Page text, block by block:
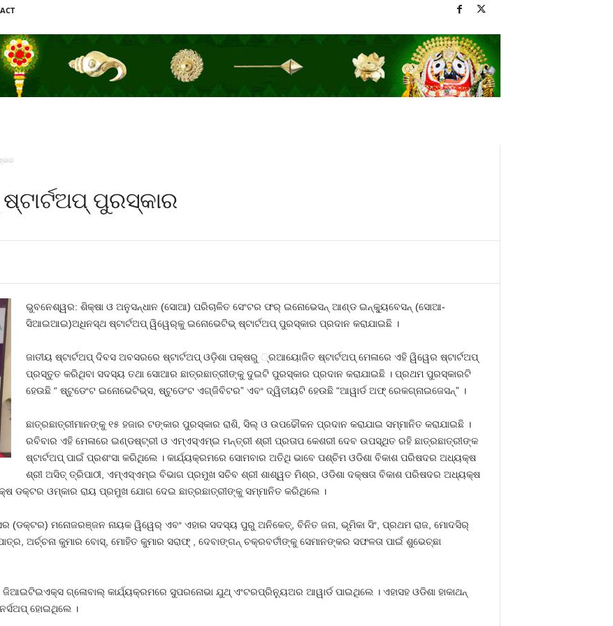
ପୁରସ୍କାର
ଭୁବନେଶ୍ୱର: ଶିକ୍ଷା ଓ ଅନୁସନ୍ଧାନ (ସୋଆ) ପରିଚାଳିତ ସେଂଟର ଫର୍ ଇନୋଭେସନ୍ ଆଣ୍ଡ ଇନ୍‌କ୍ୟୁବେସନ୍ (ସୋଆ-
ସିଆଇଆଇ)ଅଧିନସ୍ଥ ଷ୍ଟାର୍ଟଅପ୍ ୱିୱେର୍‌କୁ ଇନୋଭେଟିଭ୍ ଷ୍ଟାର୍ଟଅପ୍ ପୁରସ୍କାର ପ୍ରଦାନ କରାଯାଇଛି ।
ଜାତୀୟ ଷ୍ଟାର୍ଟଅପ୍ ଦିବସ ଅବସରରେ ଷ୍ଟାର୍ଟଅପ୍ ଓଡ଼ିଶା ପକ୍ଷରୁ ୍ରଆୟୋଜିତ ଷ୍ଟାର୍ଟଅପ୍ ମେଳାରେ ଏହି ୱିୱେର ଷ୍ଟାର୍ଟଅପ୍
ପ୍ରସ୍ତୁତ କରିଥିବା ସଦସ୍ୟ ତଥା ସୋଆର ଛାତ୍ରଛାତ୍ରୀଙ୍କୁ ଦୁଇଟି ପୁରସ୍କାର ପ୍ରଦାନ କରାଯାଇଛି । ପ୍ରଥମ ପୁରସ୍କାରଟି
ହେଉଛି “ ଷ୍ଟୁଡେଂଟ ଇନୋଭେଟିଭ୍‌ସ, ଷ୍ଟୁଡେଂଟ ଏଗ୍‌ଜିବିଟର” ଏବଂ ଦ୍ୱିତୀୟଟି ହେଉଛି “ଆୱାର୍ଡ ଅଫ୍ ରେକଗ୍‌ନାଇଜେସନ୍‌” ।
ଛାତ୍ରଛାତ୍ରୀମାନଙ୍କୁ ୧୫ ହଜାର ଟଙ୍କାର ପୁରସ୍କାର ରାଶି, ସିଲ୍ ଓ ଉପଢୌକନ ପ୍ରଦାନ କରାଯାଇ ସମ୍ମାନିତ କରାଯାଇଛି ।
ରବିବାର ଏହି ମେଳାରେ ଇଣ୍ଡଷ୍ଟ୍ରୀ ଓ ଏମ୍‌ଏସ୍‌ଏମ୍‌ଇ ମନ୍ତ୍ରୀ ଶ୍ରୀ ପ୍ରତାପ କେଶରୀ ଦେବ ଉପସ୍ଥିତ ରହି ଛାତ୍ରଛାତ୍ରୀଙ୍କ
ଷ୍ଟାର୍ଟଅପ୍ ପାଇଁ ପ୍ରଶଂସା କରିଥିଲେ । କାର୍ଯ୍ୟକ୍ରମରେ ସୋମବାର ଅତିଥି ଭାବେ ପଶ୍ଚିମ ଓଡିଶା ବିକାଶ ପରିଷଦର ଅଧ୍ୟକ୍ଷ
ଶ୍ରୀ ଅସିତ୍ ତ୍ରିପାଠୀ, ଏମ୍‌ଏସ୍‌ଏମ୍‌ଇ ବିଭାଗ ପ୍ରମୁଖ ସଚିବ ଶ୍ରୀ ଶାଶ୍ୱତ ମିଶ୍ର, ଓଡିଶା ଦକ୍ଷତା ବିକାଶ ପରିଷଦର ଅଧ୍ୟକ୍ଷ
ଡକ୍ଟର ଓମ୍‌କାର ରାୟ ପ୍ରମୁଖ ଯୋଗ ଦେଇ ଛାତ୍ରଛାତ୍ରୀଙ୍କୁ ସମ୍ମାନିତ କରିଥିଲେ ।
(ଡକ୍ଟର) ମନୋଜରଞ୍ଜନ ନାୟକ ୱିୱେର୍ ଏବଂ ଏହାର ସଦସ୍ୟ ପୁରୁ ଅନିକେତ୍‌, ବିନିତ ଜନା, ଭୂମିକା ସିଂ, ପ୍ରଥମ ରାଜ, ମୋଦସିର୍
ଅର୍ଚ୍ଚନା କୁମାର ବୋସ୍‌, ମୋହିତ କୁମାର ସରାଫ୍ , ଦେବାଙ୍ଗନ୍ ଚକ୍ରବର୍ତୀଙ୍କୁ ସେମାନଙ୍କର ସଫଳତା ପାଇଁ ଶୁଭେଚ୍ଛା
ଗ୍ଳୋବାଲ୍ କାର୍ଯ୍ୟକ୍ରମରେ ସୁପରନୋଭା ଯୁଥ୍ ଏଂଟରପ୍ରିନ୍ୟୁଅର ଆୱାର୍ଡ ପାଇଥିଲେ । ଏହାସହ ଓଡିଶା ହାକାଥନ୍
ହୋଇଥିଲେ ।